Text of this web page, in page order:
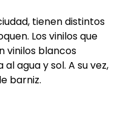
tienen distintos
Los vinilos que
vinilos blancos
agua y sol. A su vez,
barniz.